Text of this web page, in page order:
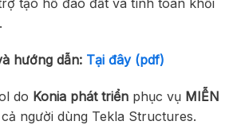
hướng dẫn: Tại đây (pdf)
do Konia phát triển phục vụ MIỄN
người dùng Tekla Structures.